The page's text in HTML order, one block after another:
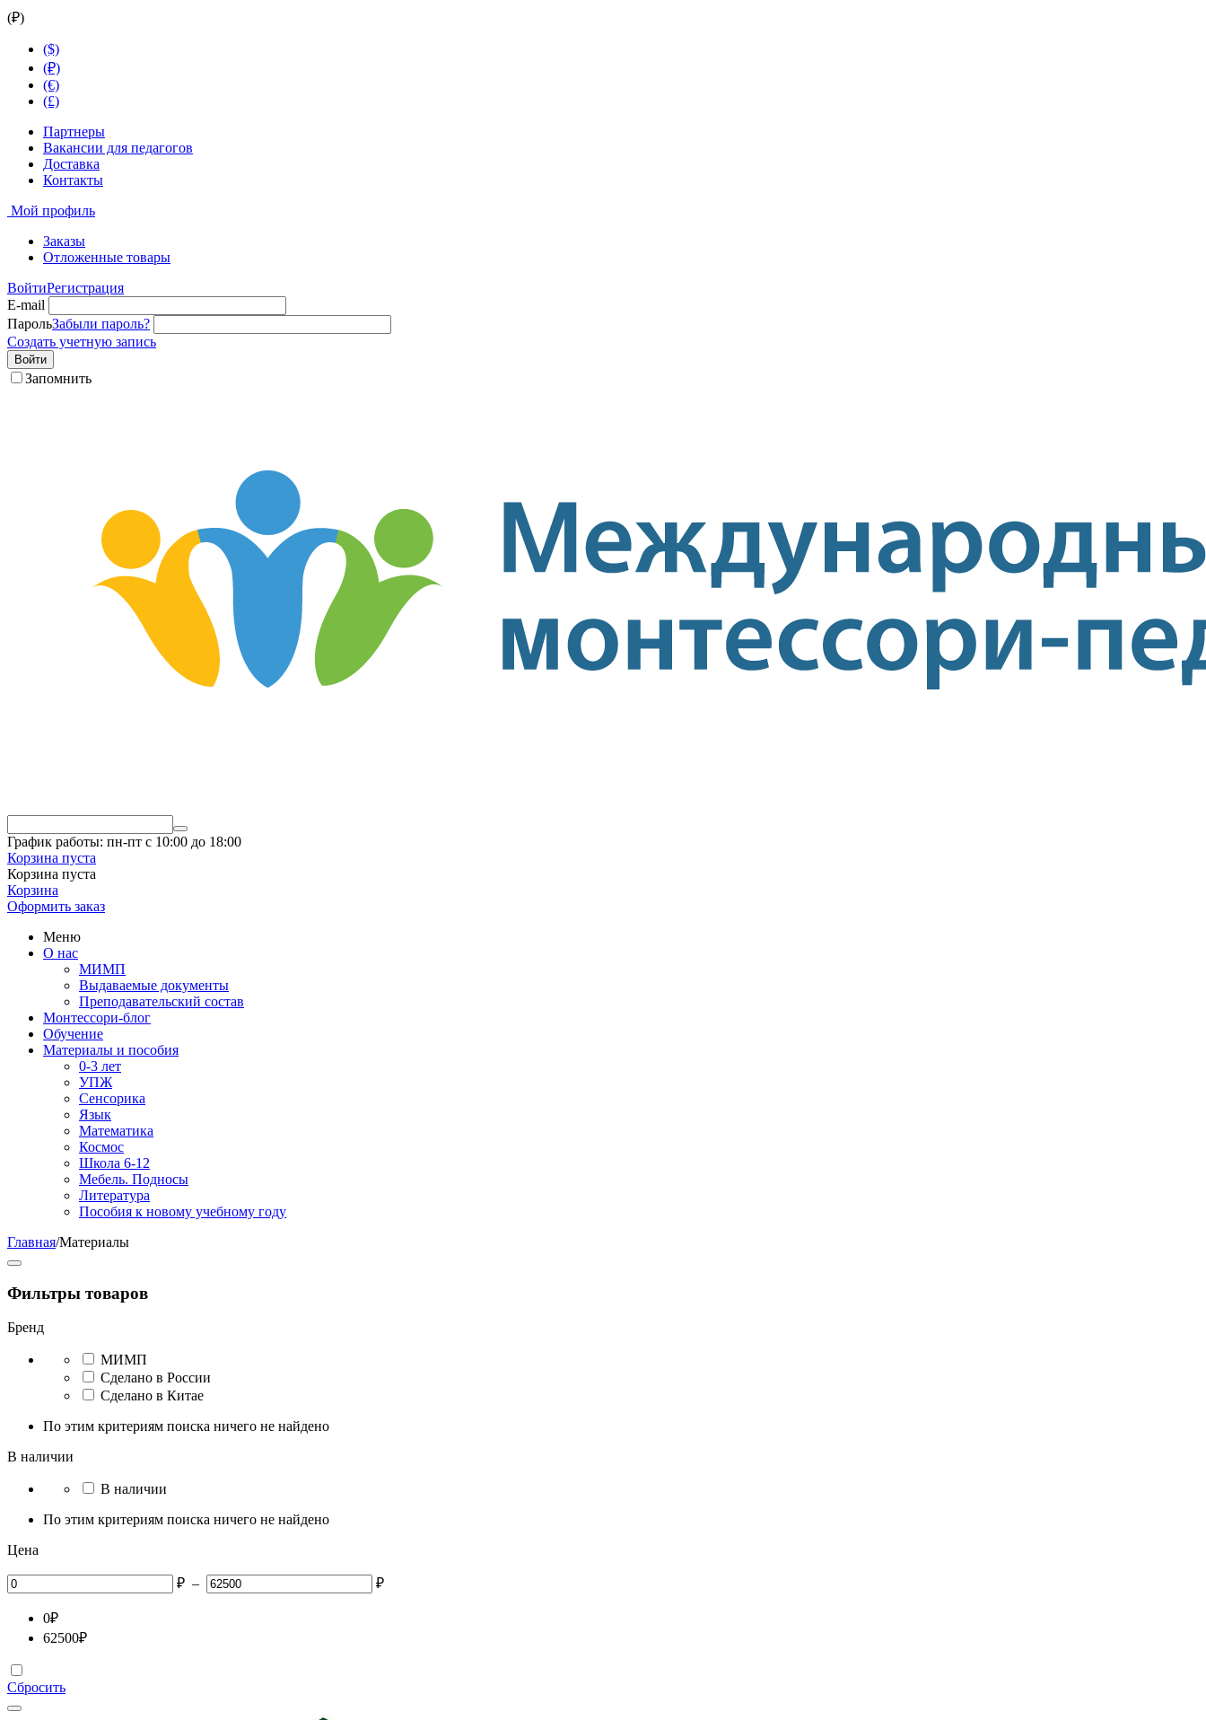
(₽)
($)
(₽)
(€)
(£)
Партнеры
Вакансии для педагогов
Доставка
Контакты
Мой профиль
Заказы
Отложенные товары
ВойтиРегистрация
E-mail
ПарольЗабыли пароль?
Создать учетную запись
Войти
Запомнить
График работы: пн-пт с 10:00 до 18:00
Корзина пуста
Корзина пуста
Корзина
Оформить заказ
Меню
О нас
МИМП
Выдаваемые документы
Преподавательский состав
Монтессори-блог
Обучение
Материалы и пособия
0-3 лет
УПЖ
Сенсорика
Язык
Математика
Космос
Школа 6-12
Мебель. Подносы
Литература
Пособия к новому учебному году
Главная/Материалы
Фильтры товаров
Бренд
МИМП
Сделано в России
Сделано в Китае
По этим критериям поиска ничего не найдено
В наличии
В наличии
По этим критериям поиска ничего не найдено
Цена
₽ – ₽
0₽
62500₽
Сбросить